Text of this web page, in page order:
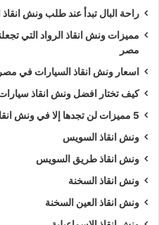
راحة البال تبدأ عند طلب ونش انقاذ
مميزات ونش انقاذ الرواد التي
مصر
اسعار ونش انقاذ السيارات في
كيف تختار افضل ونش انقاذ
5 مميزات لن تجدها إلا في ونش انقاذ الرواد لإنقاذ السيارات !
ونش انقاذ السويس
ونش انقاذ طريق السويس
ونش انقاذ السخنة
ونش انقاذ العين السخنة